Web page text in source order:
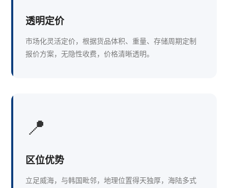
透明定价
市场化灵活定价，根据货品体积、重量、存储周期定制
报价方案，无隐性收费，价格清晰透明。
📍
区位优势
立足威海，与韩国毗邻，地理位置得天独厚，海陆多式